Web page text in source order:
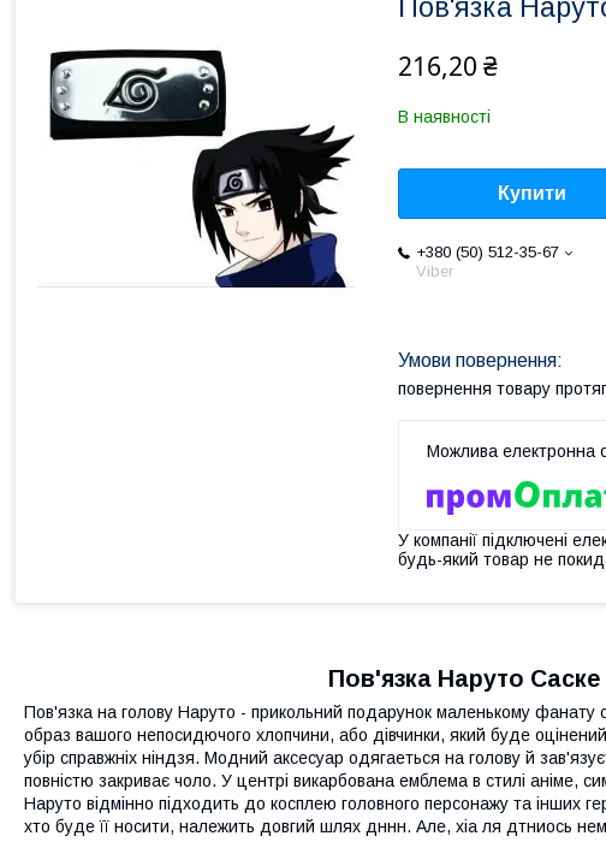
Пов'язка
216,20 ₴
В наявності
Купити
+380 (50) 512-35-67
Viber
повернення товару
У компанії підключені
будь-який товар не
Пов'язка Наруто Саске
Пов'язка на голову Наруто - прикольний подарунок маленькому фанату
образ вашого непосидючого хлопчини, або дівчинки, який буде
убір справжніх ніндзя. Модний аксесуар одягаеться на голову й
повністю закриває чоло. У центрі викарбована емблема в стилі аніме,
Наруто відмінно підходить до косплею головного персонажу та інших
хто буде її носити, належить довгий шлях дннн. Але, хіа ля дтниось